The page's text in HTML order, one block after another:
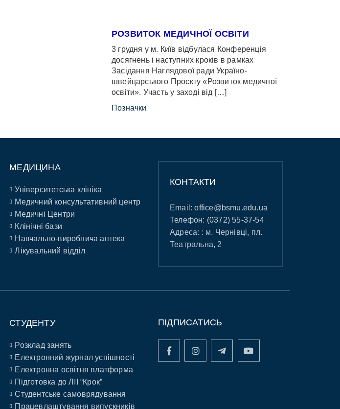
РОЗВИТОК МЕДИЧНОЇ ОСВІТИ
3 грудня у м. Київ відбулася Конференція
досягнень і наступних кроків в рамках
Засідання Наглядової ради Україно-
швейцарського Проєкту «Розвиток медичної
освіти». Участь у заході від […]
Позначки
МЕДИЦИНА
Університетська клініка
Медичний консультативний центр
Медичні Центри
Клінічні бази
Навчально-виробнича аптека
Лікувальний відділ
КОНТАКТИ
Email:office@bsmu.edu.ua
Телефон: (0372) 55-37-54
Адреса: : м. Чернівці, пл.
Театральна, 2
СТУДЕНТУ
Розклад занять
Електронний журнал успішності
Електронна освітня платформа
Підготовка до ЛІІ “Крок”
Студентське самоврядування
Працевлаштування випускників
ПІДПИСАТИСЬ